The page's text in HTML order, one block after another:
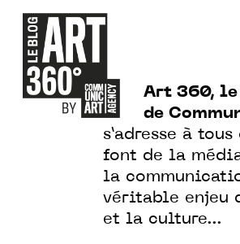
Art 360,
de
s’adresse à
font de la
la
véritable enjeu
et la culture…